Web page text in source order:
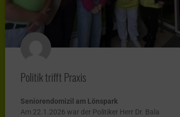
Politik trifft Praxis
Seniorendomizil am Lönspark
Am 22.1.2026 war der Politiker Herr Dr. Bala